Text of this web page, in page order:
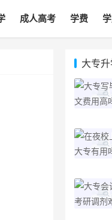
成人高考 学费
大专